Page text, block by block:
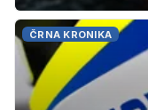
ČRNA KRONIKA